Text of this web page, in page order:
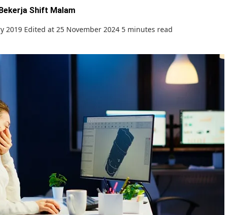
Shift Malam
2019 Edited at 25 November 2024 5 minutes read